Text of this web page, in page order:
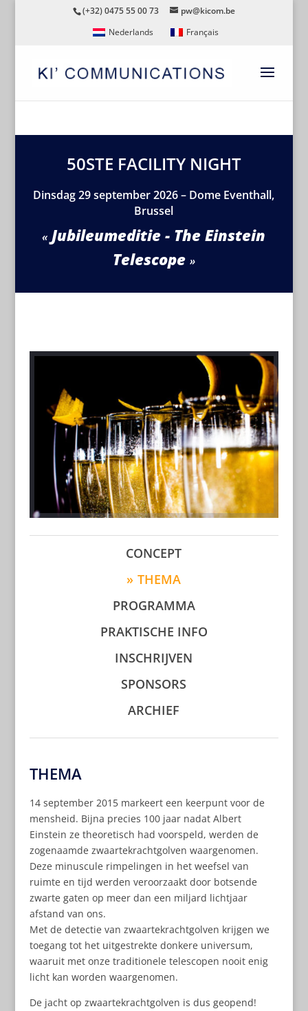
(+32) 0475 55 00 73
pw@kicom.be
Nederlands
Français
50STE FACILITY NIGHT
Dinsdag 29 september 2026 – Dome Eventhall,
Brussel
Jubileumeditie - The Einstein
Telescope
CONCEPT
THEMA
PROGRAMMA
PRAKTISCHE INFO
INSCHRIJVEN
SPONSORS
ARCHIEF
THEMA
14 september 2015 markeert een keerpunt voor de
mensheid. Bijna precies 100 jaar nadat Albert
Einstein ze theoretisch had voorspeld, werden de
zogenaamde zwaartekrachtgolven waargenomen.
Deze minuscule rimpelingen in het weefsel van
ruimte en tijd werden veroorzaakt door botsende
zwarte gaten op meer dan een miljard lichtjaar
afstand van ons.
Met de detectie van zwaartekrachtgolven krijgen we
toegang tot het uitgestrekte donkere universum,
waaruit met onze traditionele telescopen nooit enig
licht kan worden waargenomen.
De jacht op zwaartekrachtgolven is dus geopend!